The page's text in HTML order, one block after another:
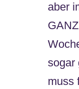
aber
sogar
muss